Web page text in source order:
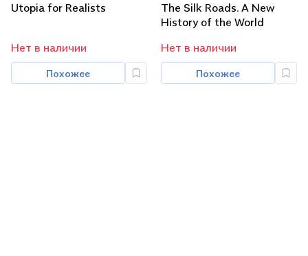
Utopia for Realists
Нет в наличии
Похожее
The Silk Roads. A New
History of the World
Нет в наличии
Похожее